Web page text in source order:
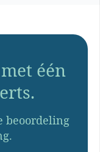
één
beoordeling